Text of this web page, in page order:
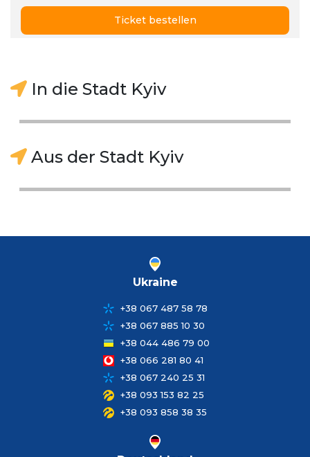
Ticket bestellen
In die Stadt Kyiv
Aus der Stadt Kyiv
Ukraine
+38 067 487 58 78
+38 067 885 10 30
+38 044 486 79 00
+38 066 281 80 41
+38 067 240 25 31
+38 093 153 82 25
+38 093 858 38 35